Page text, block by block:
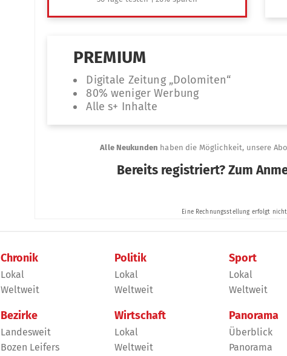
Chronik
Lokal
Weltweit
Bezirke
Landesweit
Bozen Leifers
Politik
Lokal
Weltweit
Wirtschaft
Lokal
Weltweit
Sport
Lokal
Weltweit
Panorama
Überblick
Panorama